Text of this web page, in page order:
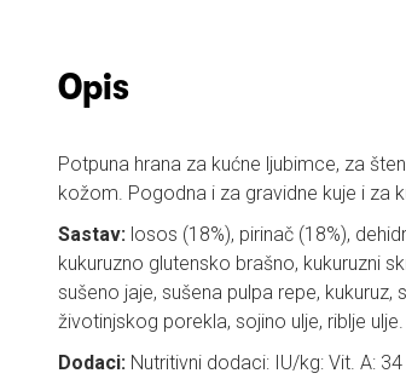
Opis
Potpuna hrana za kućne ljubimce, za
kožom. Pogodna i za gravidne kuje i za
Sastav: losos (18%), pirinač (18%),
kukuruzno glutensko brašno, kukuruzni
sušeno jaje, sušena pulpa repe,
životinjskog porekla, sojino ulje, riblje ulje.
Dodaci: Nutritivni dodaci: IU/kg: Vit. A: